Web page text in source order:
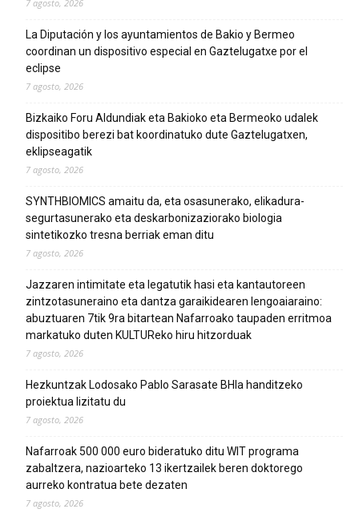
7 agosto, 2026
La Diputación y los ayuntamientos de Bakio y Bermeo
coordinan un dispositivo especial en Gaztelugatxe por el
eclipse
7 agosto, 2026
Bizkaiko Foru Aldundiak eta Bakioko eta Bermeoko udalek
dispositibo berezi bat koordinatuko dute Gaztelugatxen,
eklipseagatik
7 agosto, 2026
SYNTHBIOMICS amaitu da, eta osasunerako, elikadura-
segurtasunerako eta deskarbonizaziorako biologia
sintetikozko tresna berriak eman ditu
7 agosto, 2026
Jazzaren intimitate eta legatutik hasi eta kantautoreen
zintzotasuneraino eta dantza garaikidearen lengoaiaraino:
abuztuaren 7tik 9ra bitartean Nafarroako taupaden erritmoa
markatuko duten KULTUReko hiru hitzorduak
7 agosto, 2026
Hezkuntzak Lodosako Pablo Sarasate BHIa handitzeko
proiektua lizitatu du
7 agosto, 2026
Nafarroak 500 000 euro bideratuko ditu WIT programa
zabaltzera, nazioarteko 13 ikertzailek beren doktorego
aurreko kontratua bete dezaten
7 agosto, 2026